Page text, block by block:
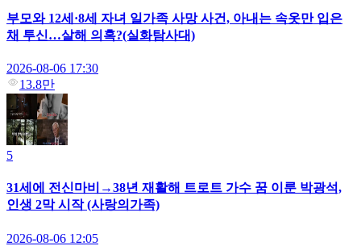
부모와 12세·8세 자녀 일가족 사망 사건, 아내는 속옷만 입은
채 투신…살해 의혹?(실화탐사대)
2026-08-06 17:30
13.8만
5
31세에 전신마비→38년 재활해 트로트 가수 꿈 이룬 박광석,
인생 2막 시작 (사랑의가족)
2026-08-06 12:05